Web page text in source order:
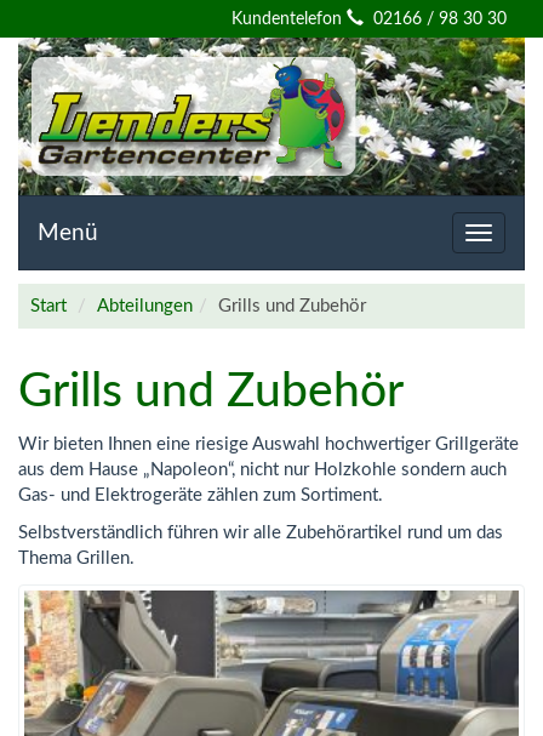
Willkommen
auf
der
Homepage
von
Lenders
Gartencenter
Kundentelefon 02166 / 98 30 30
Toggle
Menü
Start Abteilungen Grills und Zubehör
Grills und Zubehör
Wir bieten Ihnen eine riesige Auswahl hochwertiger Grillgeräte
aus dem Hause „Napoleon“, nicht nur Holzkohle sondern auch
Gas- und Elektrogeräte zählen zum Sortiment.
Selbstverständlich führen wir alle Zubehörartikel rund um das
Thema Grillen.